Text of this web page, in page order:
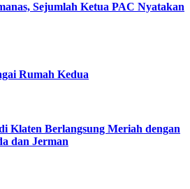
Sejumlah Ketua PAC Nyatakan
Rumah Kedua
Klaten Berlangsung Meriah dengan
dan Jerman